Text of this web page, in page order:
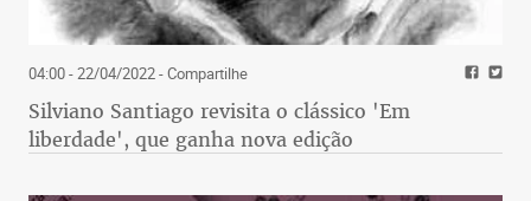
04:00 - 22/04/2022- Compartilhe
Silviano Santiago revisita o clássico 'Em
liberdade', que ganha nova edição